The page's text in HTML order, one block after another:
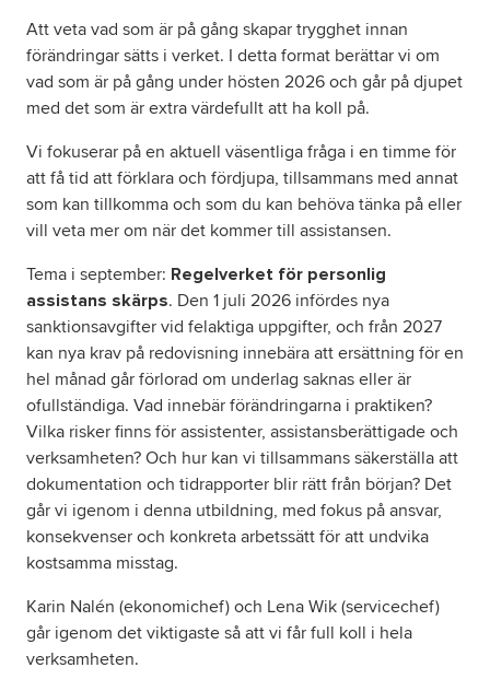
Om oss
Nyheter
Ordlista
FAQ
Tillgänglighetsredogörelse
GDPR
Att veta vad som är på gång skapar trygghet innan
förändringar sätts i verket. I detta format berättar vi om
vad som är på gång under hösten 2026 och går på djupet
med det som är extra värdefullt att ha koll på.
Vi fokuserar på en aktuell väsentliga fråga i en timme för
att få tid att förklara och fördjupa, tillsammans med annat
som kan tillkomma och som du kan behöva tänka på eller
vill veta mer om när det kommer till assistansen.
Tema i september: Regelverket för personlig
assistans skärps. Den 1 juli 2026 infördes nya
sanktionsavgifter vid felaktiga uppgifter, och från 2027
kan nya krav på redovisning innebära att ersättning för en
hel månad går förlorad om underlag saknas eller är
ofullständiga. Vad innebär förändringarna i praktiken?
Vilka risker finns för assistenter, assistansberättigade och
verksamheten? Och hur kan vi tillsammans säkerställa att
dokumentation och tidrapporter blir rätt från början? Det
går vi igenom i denna utbildning, med fokus på ansvar,
konsekvenser och konkreta arbetssätt för att undvika
kostsamma misstag.
Karin Nalén (ekonomichef) och Lena Wik (servicechef)
går igenom det viktigaste så att vi får full koll i hela
verksamheten.